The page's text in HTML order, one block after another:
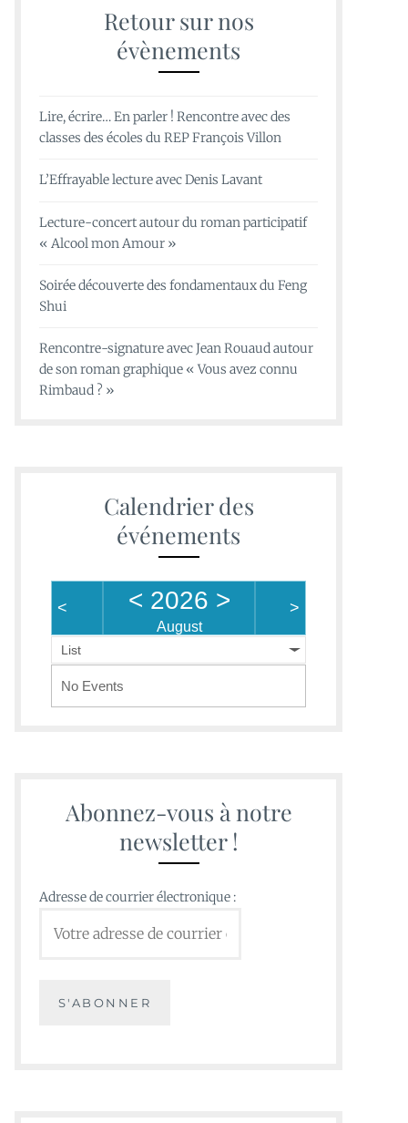
Retour sur nos
évènements
Lire, écrire… En parler ! Rencontre avec des
classes des écoles du REP François Villon
L’Effrayable lecture avec Denis Lavant
Lecture-concert autour du roman participatif
« Alcool mon Amour »
Soirée découverte des fondamentaux du Feng
Shui
Rencontre-signature avec Jean Rouaud autour
de son roman graphique « Vous avez connu
Rimbaud ? »
Calendrier des
événements
< < 2026 >
August
>
List
No Events
Abonnez-vous à notre
newsletter !
Adresse de courrier électronique :